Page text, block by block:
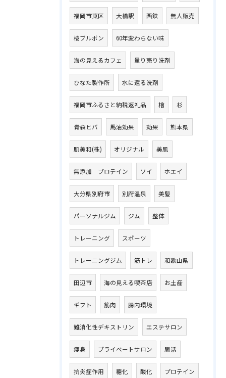
福岡市東区 大橋駅 西鉄 無人販売
桜ブルボン 60年変わらない味
海の見えるカフェ 量り売り洗剤
ひなた製作所 水に還る洗剤
福岡市ふるさと納税返礼品 檜 杉
青森ヒバ 馬油効果 効果 熊本県
肌美和(株) オリジナル 美肌
無添加 プロテイン ソイ ホエイ
大分県別府市 別府温泉 美髪
パーソナルジム ジム 整体
トレーニング スポーツ
トレーニングジム 筋トレ 和歌山県
田辺市 海の見える喫茶店 お土産
ギフト 筋肉 腸内環境
難消化性デキストリン エステサロン
痩身 プライベートサロン 腸活
抗炎症作用 糖化 酸化 プロテイン